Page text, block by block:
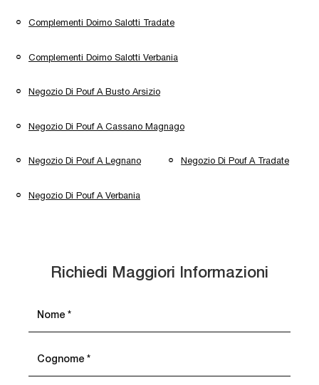
Complementi Doimo Salotti Tradate
Complementi Doimo Salotti Verbania
Negozio Di Pouf A Busto Arsizio
Negozio Di Pouf A Cassano Magnago
Negozio Di Pouf A Legnano Negozio Di Pouf A Tradate
Negozio Di Pouf A Verbania
Richiedi Maggiori Informazioni